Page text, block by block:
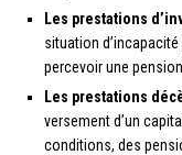
Les prestations
situation
percevoir une
Les prestations
versement d’un
conditions, des